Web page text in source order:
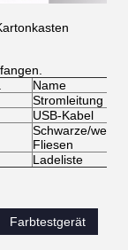
Name
Stromleitung
USB-Kabel
Schwarze/
Fliesen
Ladeliste
Farbtestgerät